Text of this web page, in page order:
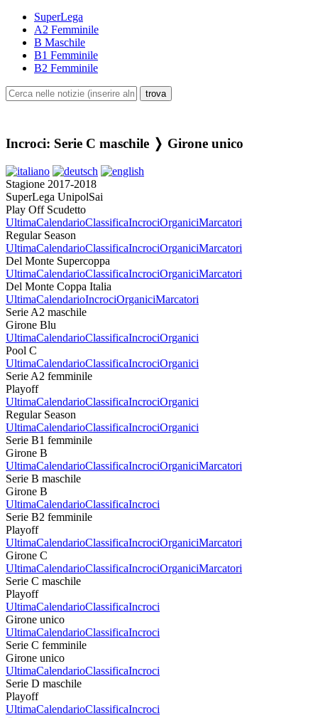
SuperLega
A2 Femminile
B Maschile
B1 Femminile
B2 Femminile
Incroci: Serie C maschile ❭ Girone unico
Stagione 2017-2018
SuperLega UnipolSai
Play Off Scudetto
UltimaCalendarioClassificaIncrociOrganiciMarcatori
Regular Season
UltimaCalendarioClassificaIncrociOrganiciMarcatori
Del Monte Supercoppa
UltimaCalendarioClassificaIncrociOrganiciMarcatori
Del Monte Coppa Italia
UltimaCalendarioIncrociOrganiciMarcatori
Serie A2 maschile
Girone Blu
UltimaCalendarioClassificaIncrociOrganici
Pool C
UltimaCalendarioClassificaIncrociOrganici
Serie A2 femminile
Playoff
UltimaCalendarioClassificaIncrociOrganici
Regular Season
UltimaCalendarioClassificaIncrociOrganici
Serie B1 femminile
Girone B
UltimaCalendarioClassificaIncrociOrganiciMarcatori
Serie B maschile
Girone B
UltimaCalendarioClassificaIncroci
Serie B2 femminile
Playoff
UltimaCalendarioClassificaIncrociOrganiciMarcatori
Girone C
UltimaCalendarioClassificaIncrociOrganiciMarcatori
Serie C maschile
Playoff
UltimaCalendarioClassificaIncroci
Girone unico
UltimaCalendarioClassificaIncroci
Serie C femminile
Girone unico
UltimaCalendarioClassificaIncroci
Serie D maschile
Playoff
UltimaCalendarioClassificaIncroci